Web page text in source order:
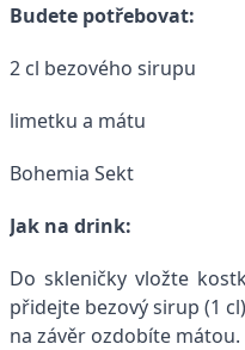
Budete potřebovat:
2 cl bezového sirupu
limetku a mátu
Bohemia Sekt
Jak na drink:
Do skleničky vložte
přidejte bezový sirup (1
na závěr ozdobíte mátou.